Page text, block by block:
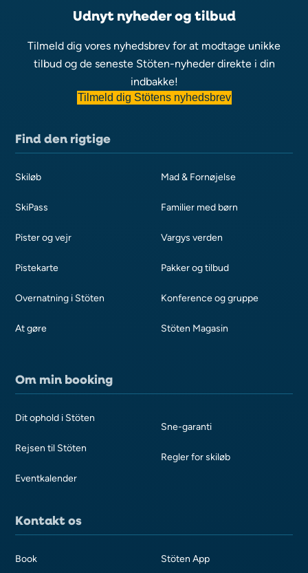
Udnyt nyheder og tilbud
Tilmeld dig vores nyhedsbrev for at modtage unikke
tilbud og de seneste Stöten-nyheder direkte i din
indbakke!
Tilmeld dig Stötens nyhedsbrev
Find den rigtige
Skiløb
SkiPass
Pister og vejr
Pistekarte
Overnatning i Stöten
At gøre
Mad & Fornøjelse
Familier med børn
Vargys verden
Pakker og tilbud
Konference og gruppe
Stöten Magasin
Om min booking
Dit ophold i Stöten
Rejsen til Stöten
Eventkalender
Sne-garanti
Regler for skiløb
Kontakt os
Book Stöten App